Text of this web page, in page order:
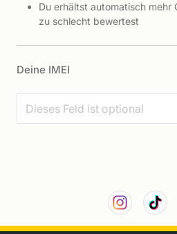
Du erhältst automatisch mehr
zu schlecht bewertest
Deine IMEI